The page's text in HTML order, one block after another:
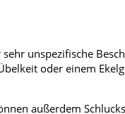
unspezifische
oder einem
außerdem